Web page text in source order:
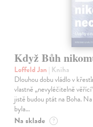
Když Bůh
Loffeld Jan | Kniha
Dlouhou dobu vládlo v
vlastně „nevyléčitelně
jistě budou ptát na Boha.
byla…
Na sklade ?